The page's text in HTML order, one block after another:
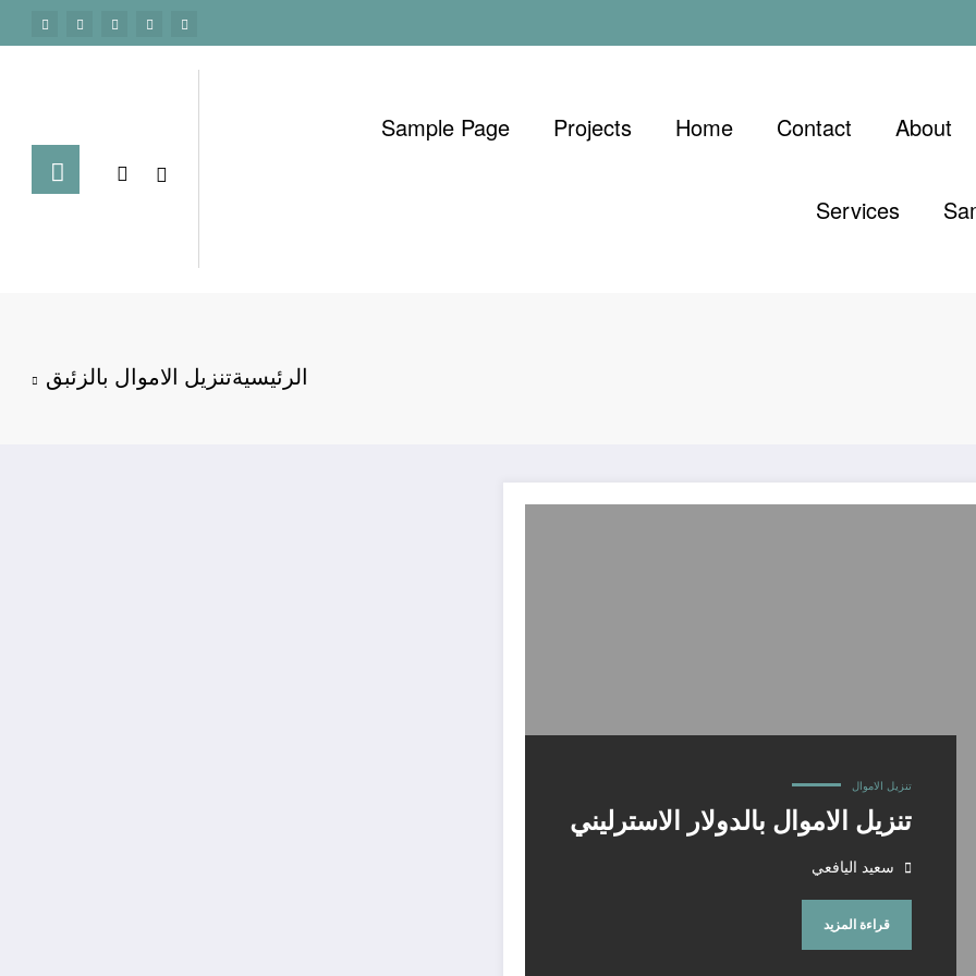
About
Contact
Home
Projects
Sample Page
Services
الرئيسيةتنزيل الاموال بالزئبق
تنزيل الاموال
تنزيل الاموال بالدولار الاسترليني
سعيد اليافعي
قراءة المزيد